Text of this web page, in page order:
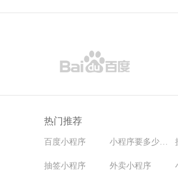
热门推荐
百度小程序
抽签小程序 外卖小程序